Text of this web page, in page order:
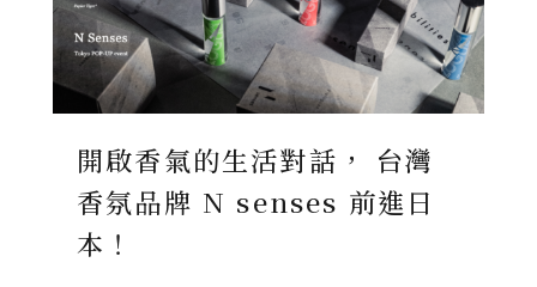
開啟香氣的生活對話， 台灣
香氛品牌 N senses 前進日
本！